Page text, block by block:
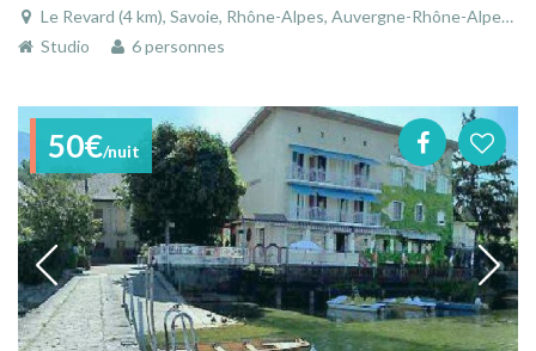
Le Revard (4 km), Savoie, Rhône-Alpes, Auvergne-Rhône-Alpes, France
Studio
6 personnes
50€/nuit